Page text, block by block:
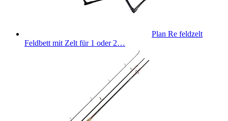
Plan Re feldzelt
Feldbett mit Zelt für 1 oder 2…